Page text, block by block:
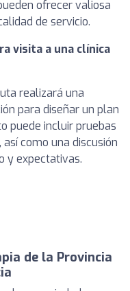
ofrecer valiosa
de servicio.
visita a una clínica
realizará una
para diseñar un plan
puede incluir pruebas
como una discusión
y expectativas.
de la Provincia